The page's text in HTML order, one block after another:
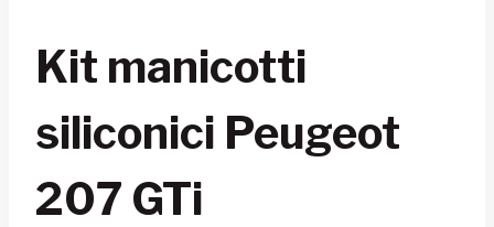
Kit manicotti
siliconici Peugeot
207 GTi